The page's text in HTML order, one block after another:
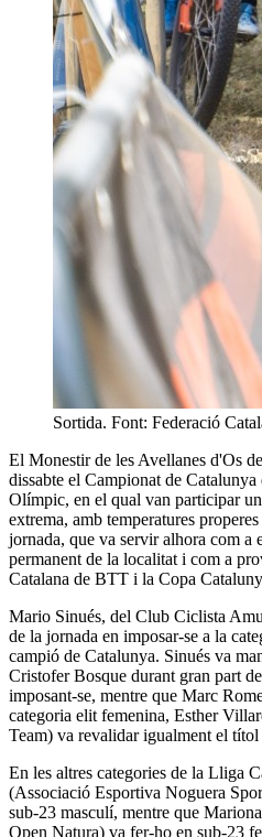
Sortida. Font: Federació
El Monestir de les Avellanes d'Os
dissabte el Campionat de
Olímpic, en el qual van participar
extrema, amb temperatures
jornada, que va servir alhora com a
permanent de la localitat i com a
Catalana de BTT i la Copa
Mario Sinués, del Club Ciclista
de la jornada en imposar-se a la
campió de Catalunya. Sinués va
Cristofer Bosque durant gran part
imposant-se, mentre que Marc
categoria elit femenina, Esther
Team) va revalidar igualment el títol
En les altres categories de la Lliga
(Associació Esportiva Noguera
sub-23 masculí, mentre que
Open Natura) va fer-ho en sub-23